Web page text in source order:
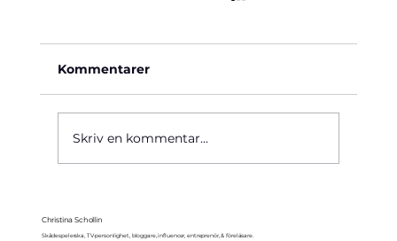
Kommentarer
Skriv en kommentar...
Christina Schollin
Skådespelerska, TV-personlighet, bloggare, influencer, entreprenör, & föreläsare.